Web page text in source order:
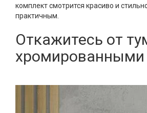
комплект смотрится красиво и
практичным.
Откажитесь от
хромированными